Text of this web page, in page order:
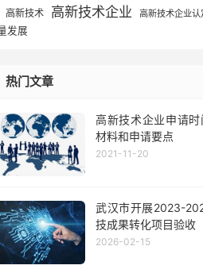
高新技术 高新技术企业 高新技术企业认
发展
热门文章
高新技术企业申请
材料和申请要点
2021-11-20
武汉市开展2023-
技成果转化项目验收
2026-02-15